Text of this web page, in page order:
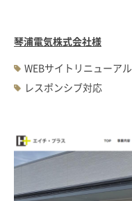
琴浦電気株式会社様
WEBサイトリニューアル
レスポンシブ対応